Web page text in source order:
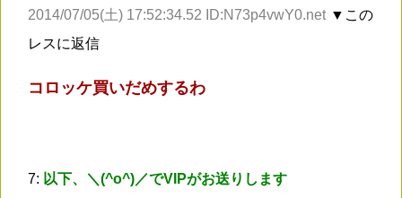
2014/07/05(土) 17:52:34.52 ID:N73p4vwY0.net ▼この
レスに返信
コロッケ買いだめするわ
7: 以下、＼(^o^)／でVIPがお送りします